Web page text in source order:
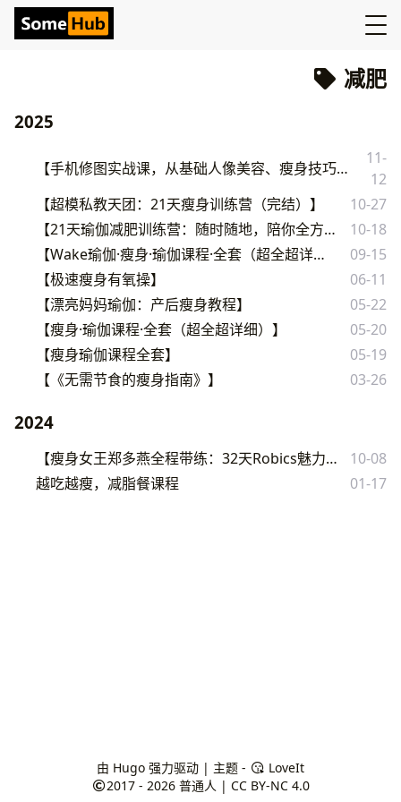
减肥
2025
【手机修图实战课，从基础人像美容、瘦身技巧到高级调色方法，86种流行风格的调色教学】
11-
12
【超模私教天团：21天瘦身训练营（完结）】
10-27
【21天瑜伽减肥训练营：随时随地，陪你全方位打造迷人体态】
10-18
【Wake瑜伽·瘦身·瑜伽课程·全套（超全超详细）】
09-15
【极速瘦身有氧操】
06-11
【漂亮妈妈瑜伽：产后瘦身教程】
05-22
【瘦身·瑜伽课程·全套（超全超详细）】
05-20
【瘦身瑜伽课程全套】
05-19
【《无需节食的瘦身指南》】
03-26
2024
【瘦身女王郑多燕全程带练：32天Robics魅力瘦身操（完结）】
10-08
越吃越瘦，减脂餐课程
01-17
由 Hugo强力驱动 | 主题 -
LoveIt
2017 - 2026 普通人 |CC BY-NC 4.0